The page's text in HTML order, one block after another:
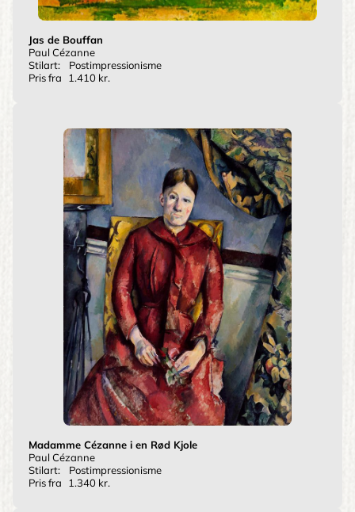
Jas de Bouffan
Paul Cézanne
Stilart:
Postimpressionisme
Pris fra
1.410 kr.
Madamme Cézanne i en Rød Kjole
Paul Cézanne
Stilart:
Postimpressionisme
Pris fra
1.340 kr.